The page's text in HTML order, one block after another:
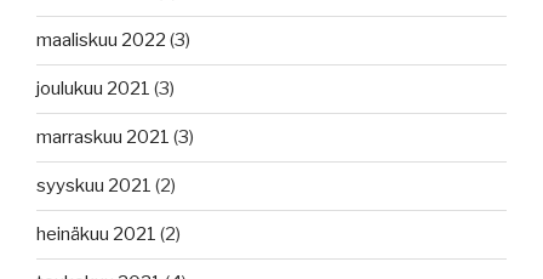
maaliskuu 2022 (3)
joulukuu 2021 (3)
marraskuu 2021 (3)
syyskuu 2021 (2)
heinäkuu 2021 (2)